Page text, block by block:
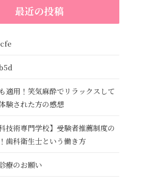
最近の投稿
適用！笑気麻酔でリラックスして
験された方の感想
技術専門学校】受験者推薦制度の
歯科衛生士という働き方
療のお願い